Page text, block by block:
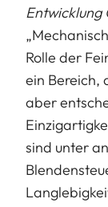
Entwicklung
Rolle der
ein Bereich,
aber
sind unter